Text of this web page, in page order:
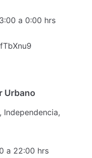
a 0:00 hrs
Urbano
Independencia,
a 22:00 hrs